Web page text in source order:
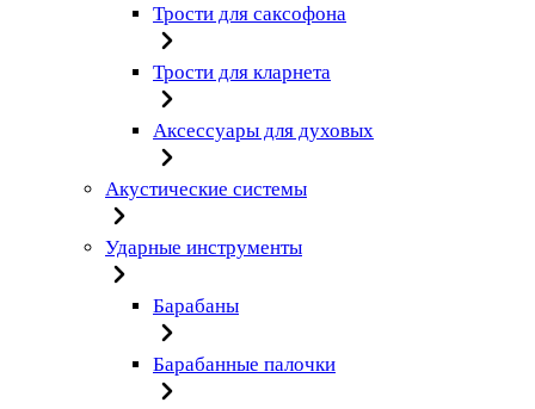
Трости для саксофона
Трости для кларнета
Аксессуары для духовых
Акустические системы
Ударные инструменты
Барабаны
Барабанные палочки